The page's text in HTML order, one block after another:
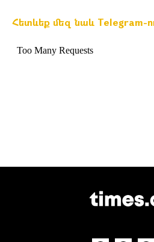
Հետևեք մեզ նաև Telegram-